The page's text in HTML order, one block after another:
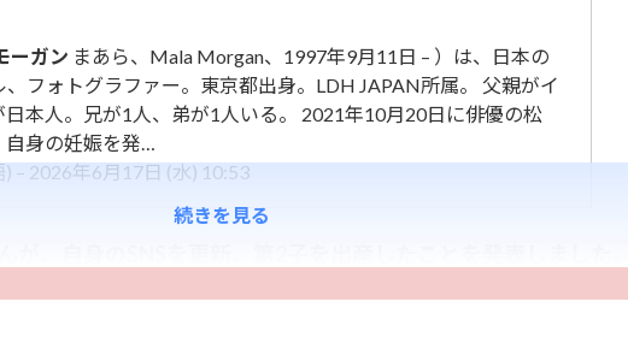
ーガン まあら、Mala Morgan、1997年9月11日 – ）は、日本の
、フォトグラファー。東京都出身。LDH JAPAN所属。 父親がイ
本人。兄が1人、弟が1人いる。 2021年10月20日に俳優の松
身の妊娠を発…
– 2026年6月17日 (水) 10:53
、自身のSNSを更新、第2子を出産したことを発表しました
続きを見る